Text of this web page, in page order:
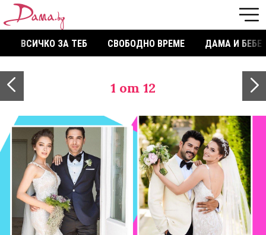
ВСИЧКО ЗА ТЕБ СВОБОДНО ВРЕМЕ ДАМА И БЕБЕ
1 от 12